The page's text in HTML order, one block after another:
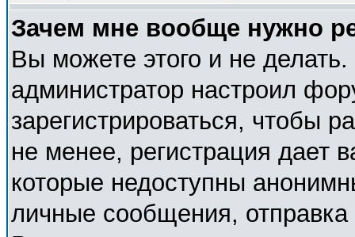
Зачем мне вообще нужно
Вы можете этого и не делать.
администратор настроил
зарегистрироваться, чтобы
не менее, регистрация дает
которые недоступны
личные сообщения, отправка